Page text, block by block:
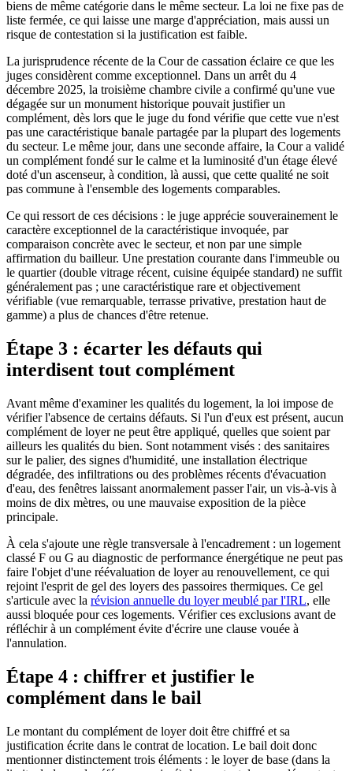
biens de même catégorie dans le même secteur. La loi ne fixe pas de
liste fermée, ce qui laisse une marge d'appréciation, mais aussi un
risque de contestation si la justification est faible.
La jurisprudence récente de la Cour de cassation éclaire ce que les
juges considèrent comme exceptionnel. Dans un arrêt du 4
décembre 2025, la troisième chambre civile a confirmé qu'une vue
dégagée sur un monument historique pouvait justifier un
complément, dès lors que le juge du fond vérifie que cette vue n'est
pas une caractéristique banale partagée par la plupart des logements
du secteur. Le même jour, dans une seconde affaire, la Cour a validé
un complément fondé sur le calme et la luminosité d'un étage élevé
doté d'un ascenseur, à condition, là aussi, que cette qualité ne soit
pas commune à l'ensemble des logements comparables.
Ce qui ressort de ces décisions : le juge apprécie souverainement le
caractère exceptionnel de la caractéristique invoquée, par
comparaison concrète avec le secteur, et non par une simple
affirmation du bailleur. Une prestation courante dans l'immeuble ou
le quartier (double vitrage récent, cuisine équipée standard) ne suffit
généralement pas ; une caractéristique rare et objectivement
vérifiable (vue remarquable, terrasse privative, prestation haut de
gamme) a plus de chances d'être retenue.
Étape 3 : écarter les défauts qui
interdisent tout complément
Avant même d'examiner les qualités du logement, la loi impose de
vérifier l'absence de certains défauts. Si l'un d'eux est présent, aucun
complément de loyer ne peut être appliqué, quelles que soient par
ailleurs les qualités du bien. Sont notamment visés : des sanitaires
sur le palier, des signes d'humidité, une installation électrique
dégradée, des infiltrations ou des problèmes récents d'évacuation
d'eau, des fenêtres laissant anormalement passer l'air, un vis-à-vis à
moins de dix mètres, ou une mauvaise exposition de la pièce
principale.
À cela s'ajoute une règle transversale à l'encadrement : un logement
classé F ou G au diagnostic de performance énergétique ne peut pas
faire l'objet d'une réévaluation de loyer au renouvellement, ce qui
rejoint l'esprit de gel des loyers des passoires thermiques. Ce gel
s'articule avec la révision annuelle du loyer meublé par l'IRL, elle
aussi bloquée pour ces logements. Vérifier ces exclusions avant de
réfléchir à un complément évite d'écrire une clause vouée à
l'annulation.
Étape 4 : chiffrer et justifier le
complément dans le bail
Le montant du complément de loyer doit être chiffré et sa
justification écrite dans le contrat de location. Le bail doit donc
mentionner distinctement trois éléments : le loyer de base (dans la